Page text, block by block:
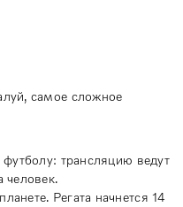
самое сложное
трансляцию ведут
Регата начнется 14